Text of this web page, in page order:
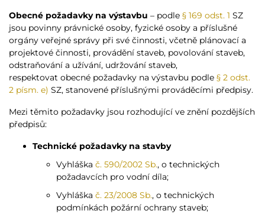
Obecné požadavky na výstavbu – podle § 169 odst. 1 SZ
jsou povinny právnické osoby, fyzické osoby a příslušné
orgány veřejné správy při své činnosti, včetně plánovací a
projektové činnosti, provádění staveb, povolování staveb,
odstraňování a užívání, udržování staveb,
respektovat obecné požadavky na výstavbu podle § 2 odst.
2 písm. e) SZ, stanovené příslušnými prováděcími předpisy.
Mezi těmito požadavky jsou rozhodující ve znění pozdějších
předpisů:
Technické požadavky na stavby
Vyhláška č. 590/2002 Sb., o technických
požadavcích pro vodní díla;
Vyhláška č. 23/2008 Sb., o technických
podmínkách požární ochrany staveb;